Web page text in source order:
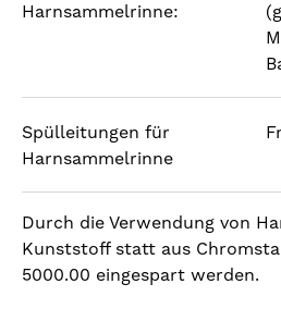
Harnsammelrinne:
Spülleitungen für
Harnsammelrinne
Durch die Verwendung von
Kunststoff statt aus
5000.00 eingespart werden.